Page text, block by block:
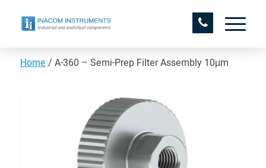
Home / A-360 – Semi-Prep Filter Assembly 10µm